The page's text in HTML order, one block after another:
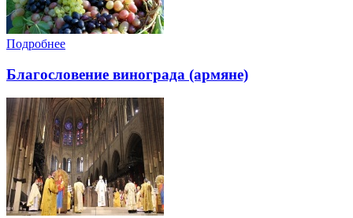
Подробнее
Благословение винограда (армяне)